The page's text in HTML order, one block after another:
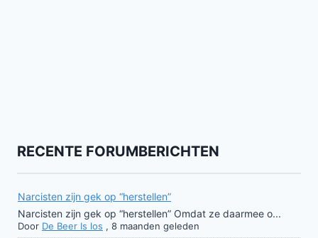
RECENTE FORUMBERICHTEN
Narcisten zijn gek op “herstellen”
Narcisten zijn gek op “herstellen” Omdat ze daarmee o...
Door De Beer Is los , 8 maanden geleden